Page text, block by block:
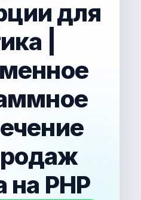
для
|
на PHP